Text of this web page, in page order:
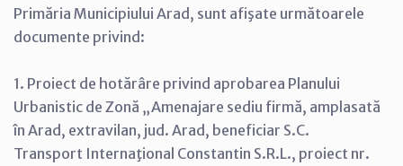
Primăria Municipiului Arad, sunt afişate următoarele
documente privind:
1. Proiect de hotărâre privind aprobarea Planului
Urbanistic de Zonă „Amenajare sediu firmă, amplasată
în Arad, extravilan, jud. Arad, beneficiar S.C.
Transport Internaţional Constantin S.R.L., proiect nr.